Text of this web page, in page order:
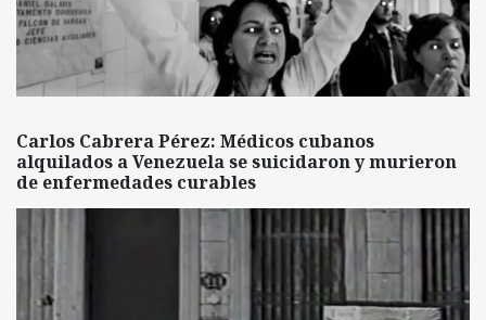
Carlos Cabrera Pérez: Médicos cubanos
alquilados a Venezuela se suicidaron y murieron
de enfermedades curables